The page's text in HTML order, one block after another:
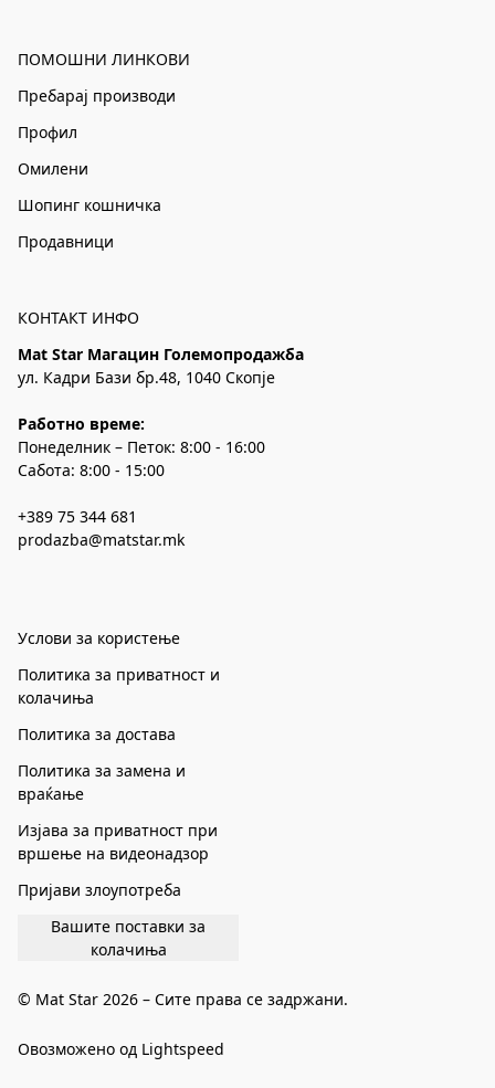
ПОМОШНИ ЛИНКОВИ
Пребарај производи
Профил
Омилени
Шопинг кошничка
Продавници
КОНТАКТ ИНФО
Mat Star Магацин Големопродажба
ул. Кадри Бази бр.48, 1040 Скопје
Работно време:
Понеделник – Петок: 8:00 - 16:00
Сабота: 8:00 - 15:00
+389 75 344 681
prodazba@matstar.mk
Услови за користење
Политика за приватност и
колачиња
Политика за достава
Политика за замена и
враќање
Изјава за приватност при
вршење на видеонадзор
Пријави злоупотреба
Вашите поставки за
колачиња
© Mat Star 2026 – Сите права се задржани.
Овозможено од Lightspeed